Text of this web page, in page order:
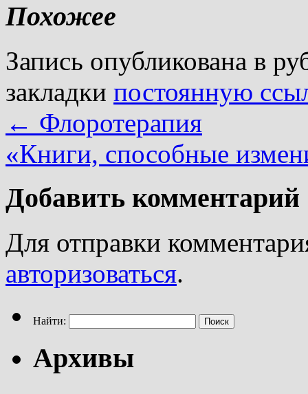
Похожее
Запись опубликована в
закладки постоянную
← Флоротерапия
«Книги, способные
Добавить комментарий
Для отправки
авторизоваться.
Найти:
Архивы